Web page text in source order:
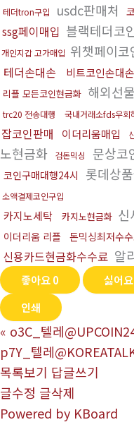
테더tron구입 usdc판매처
ssg페이매입 블랙테더코
개인지갑 고가매입 위챗페이코
테더손대손 비트코인손대손
리플 모든코인현금화 해외선
trc20 전송대행 국내거래소fds우회
잡코인판매 이더리움매입
노현금화
검돈믹싱 문상코
코인구매대행24시 롯데상
소액결제코인구입
카지노세탁 카지노현금화 신
이더리움 리플 돈믹싱최저수
신용카드현금화수수료 알
좋아요0 싫어요
인쇄
« o3C_텔레
p7Y_텔레
목록보기 답글쓰기
글수정 글삭제
Powered by KBoard